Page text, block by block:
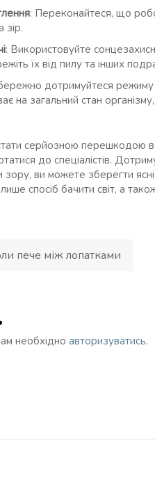
: Переконайтеся, що
зір.
: Використовуйте
їх від пилу та інших
дотримуйтеся режиму
на загальний стан
серйозною перешкодою в
до спеціалістів.
ви можете зберегти
спосіб бачити світ, а
пече між лопатками
необхідно авторизуватись.